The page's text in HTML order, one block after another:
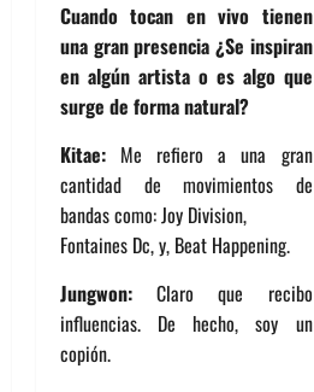
Cuando tocan en vivo tienen
una gran presencia ¿Se inspiran
en algún artista o es algo que
surge de forma natural?
Kitae: Me refiero a una gran
cantidad de movimientos de
bandas como: Joy Division,
Fontaines Dc, y, Beat Happening.
Jungwon: Claro que recibo
influencias. De hecho, soy un
copión.